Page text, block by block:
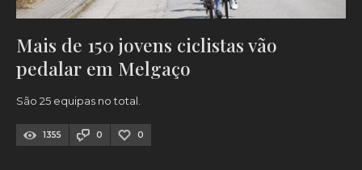
Mais de 150 jovens ciclistas vão
pedalar em Melgaço
São 25 equipas no total.
1355 0 0